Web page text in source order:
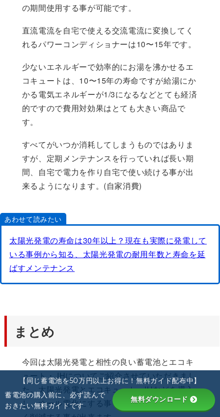
の期間使用する事が可能です。
直流電流を自宅で使える交流電流に変換してく
れるパワーコンディショナーは10〜15年です。
少ないエネルギーで効率的にお湯を沸かせるエ
コキュートは、10〜15年の寿命ですが給湯にか
かる電気エネルギーが1/3になるなどとても経済
的ですので費用対効果はとても大きい商品で
す。
すべてがいつか消耗してしまうものではありま
すが、定期メンテナンスを行っていれば長い期
間、自宅で電力を作り自宅で使い続ける事が出
来るようになります。(自家消費)
あわせて読みたい
太陽光発電の寿命は30年以上？現在も実際に発電して
いる事例から知る、太陽光発電の耐用年数と寿命を延
ばすメンテナンス
まとめ
今回は太陽光発電と相性の良い蓄電池とエコキ
ュート・ IHについてご紹介させていただきまし
た。太陽光発電とエコキュート・IHなどを導入
し、オール電化にする事で毎月の電気代を大き
【同じ蓄電池を50万円以上お得に！無料ガイド配布中】
蓄電池の購入前に、必ず読んで
おきたい無料ガイドです
無料ダウンロード